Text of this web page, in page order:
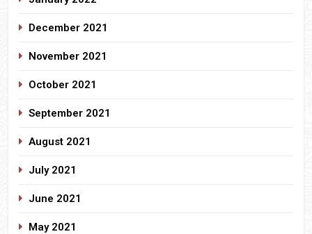
December 2021
November 2021
October 2021
September 2021
August 2021
July 2021
June 2021
May 2021